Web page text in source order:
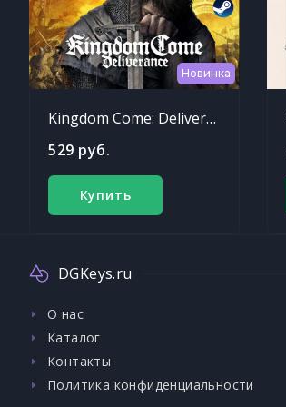
Новинка
Kingdom Come: Deliverance
529 руб.
Купить
DGKeys.ru
О нас
Каталог
Контакты
Политика конфиденциальности